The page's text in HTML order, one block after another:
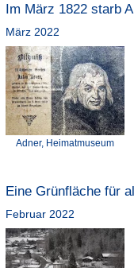
Im März 1822 starb
März 2022
Adner, Heimatmuseum
Eine Grünfläche für
Februar 2022